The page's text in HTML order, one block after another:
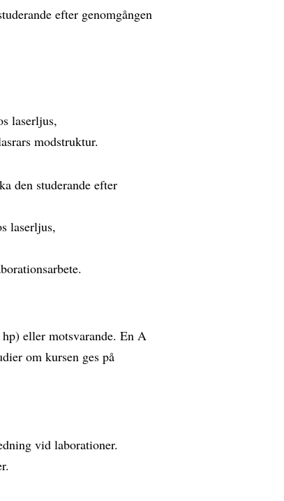
efter genomgången
laserljus,
modstruktur.
den studerande efter
laserljus,
eller motsvarande. En A
om kursen ges på
vid laborationer.